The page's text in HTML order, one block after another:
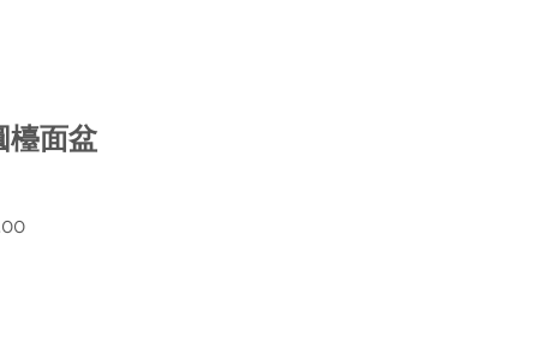
檯面盆
價